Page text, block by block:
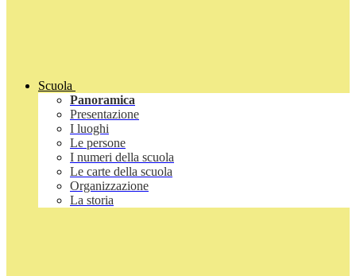
Scuola
Panoramica
Presentazione
I luoghi
Le persone
I numeri della scuola
Le carte della scuola
Organizzazione
La storia